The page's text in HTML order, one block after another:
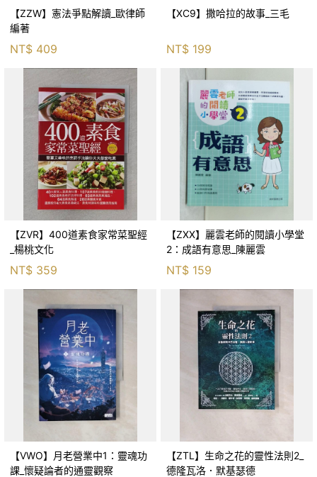
【ZZW】憲法爭點解讀_歐律師
編著
NT$ 409
【XC9】撒哈拉的故事_三毛
NT$ 199
【ZVR】400道素食家常菜聖經
_楊桃文化
NT$ 359
【ZXX】麗雲老師的閱讀小學堂
2：成語有意思_陳麗雲
NT$ 159
【VWO】月老營業中1：靈魂功
課_懷疑論者的通靈觀察
【ZTL】生命之花的靈性法則2_
德隆瓦洛．默基瑟德